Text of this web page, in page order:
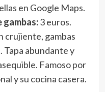
en Google Maps.
gambas:3 euros.
crujiente, gambas
Tapa abundante y
Famoso por
y su cocina casera.